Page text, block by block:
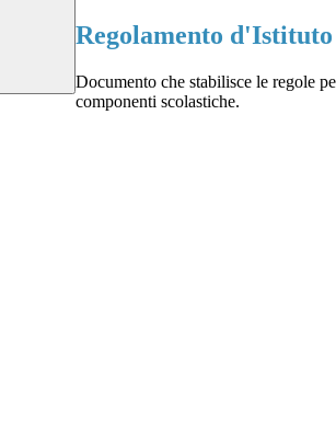
Regolamento d'Istituto
Documento che stabilisce le regole
componenti scolastiche.